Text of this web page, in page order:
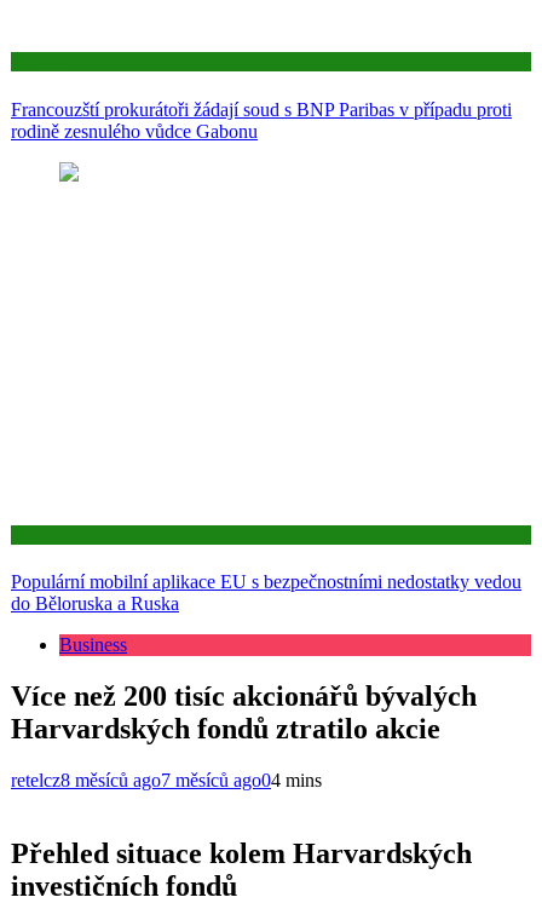
Francouzští prokurátoři žádají soud s BNP Paribas v případu proti
rodině zesnulého vůdce Gabonu
Populární mobilní aplikace EU s bezpečnostními nedostatky vedou
do Běloruska a Ruska
Business
Více než 200 tisíc akcionářů bývalých
Harvardských fondů ztratilo akcie
retelcz8 měsíců ago7 měsíců ago04 mins
Přehled situace kolem Harvardských
investičních fondů